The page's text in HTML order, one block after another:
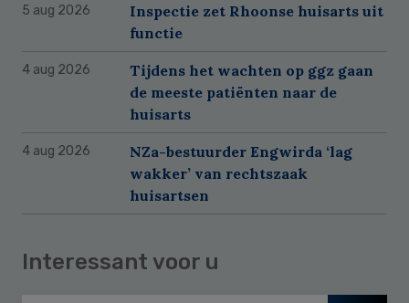
5 aug 2026
Inspectie zet Rhoonse huisarts uit
functie
4 aug 2026
Tijdens het wachten op ggz gaan
de meeste patiënten naar de
huisarts
4 aug 2026
NZa-bestuurder Engwirda ‘lag
wakker’ van rechtszaak
huisartsen
Interessant voor u